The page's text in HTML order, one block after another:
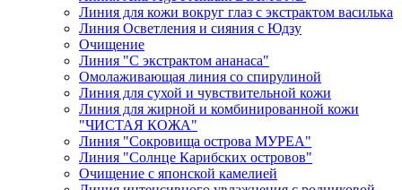
Линия для кожи вокруг глаз с экстрактом василька
Линия Осветления и сияния с Юдзу
Очищение
Линия "С экстрактом ананаса"
Омолаживающая линия со спирулиной
Линия для сухой и чувствительной кожи
Линия для жирной и комбинированной кожи
"ЧИСТАЯ КОЖА"
Линия "Сокровища острова МУРЕА"
Линия "Солнце Карибских островов"
Очищение с японской камелией